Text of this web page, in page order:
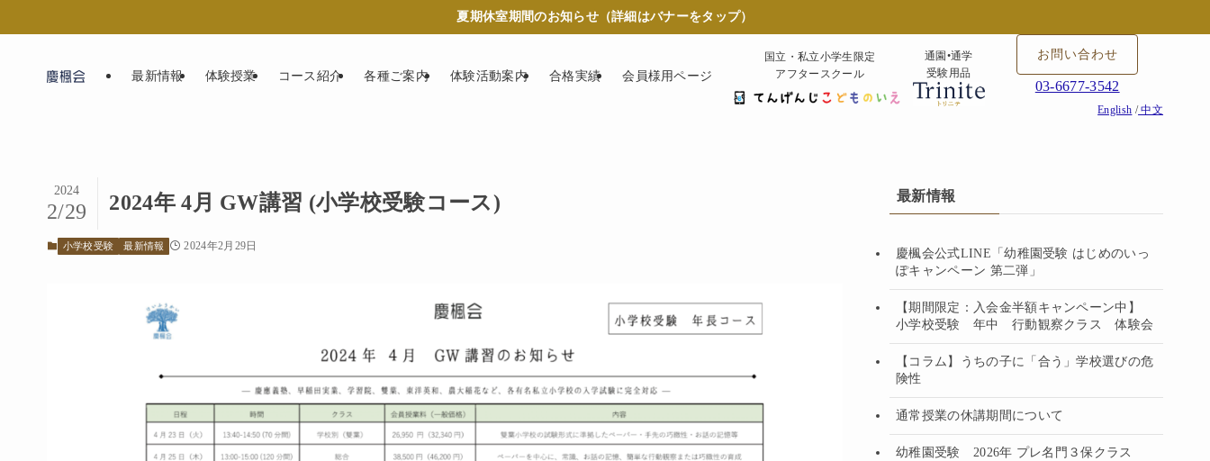
夏期休室期間のお知らせ（詳細はバナーをタップ）
最新情報 体験授業 コース紹介 各種ご案内 体験活動案内 合格実績 会員様用ページ
国立・私立小学生限定
アフタースクール
通園•通学
受験用品
お問い合わせ
03-6677-3542
English /中文
2024年 4月 GW講習 (小学校受験コース)
2024
2/29
小学校受験 最新情報 2024年2月29日
最新情報
慶楓会公式LINE「幼稚園受験 はじめのいっ
ぽキャンペーン 第二弾」
【期間限定：入会金半額キャンペーン中】
小学校受験 年中 行動観察クラス 体験会
【コラム】うちの子に「合う」学校選びの危
険性
通常授業の休講期間について
幼稚園受験 2026年 プレ名門３保クラス